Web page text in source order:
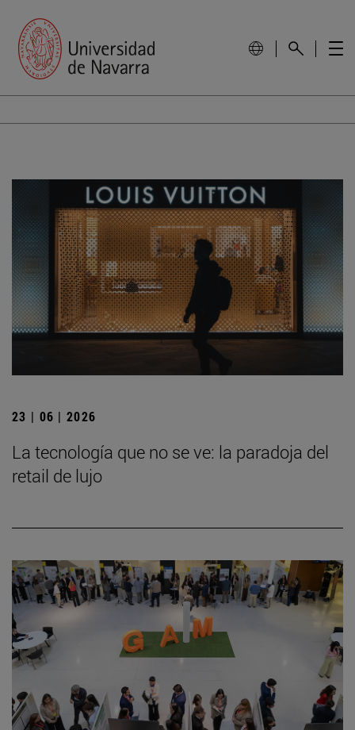
23 | 06 | 2026
La tecnología que no se ve: la paradoja del
retail de lujo